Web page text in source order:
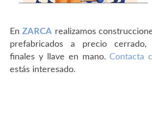
EnZARCA realizamos
prefabricados a precio cerrado,
finales y llave en mano. Contacta
estás interesado.